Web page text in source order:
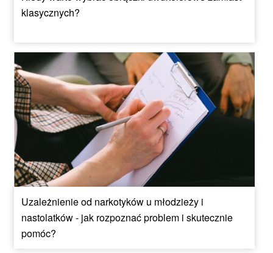
klasycznych?
Uzależnienie od narkotyków u młodzieży i
nastolatków - jak rozpoznać problem i skutecznie
pomóc?